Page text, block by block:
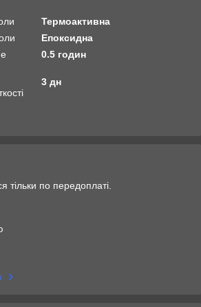
Термоактивна
Епоксидна
0.5 годин
3 дн
тільки по передоплаті.